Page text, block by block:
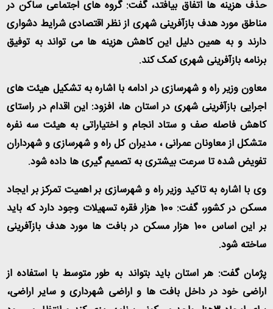
حذف هزینه ها اتفاق بیافتد، گفت: گروه های اجتماعی ساکن در
مناطق مورد هدف بازآفرینی شهری از نظر اقتصادی شرایط دشواری
دارند و به همین دلیل این کاهش هزینه ها می تواند به توفیق
برنامه بازآفرینی شهری کمک کند.
معاون وزیر راه و شهرسازی در ادامه با اشاره به تشکیل هیئت های
اجرایی بازآفرینی شهری در استان ها، افزود: این اقدام در راستای
کاهش فاصله صف و ستاد انجام و اختیاراتی به هیئت سه نفره
متشکل از معاونان عمرانی ، مدیران کل راه و شهرسازی و شهرداران
تفویض شده تا سرعت بیشتری به تصمیم گیری ها داده شود.
وی با اشاره به تاکید وزیر راه و شهرسازی بر اهمیت تمرکز بر ایجاد
مسکن در کشور، گفت: 100 هزار فقره تسهیلات وجود دارد که باید
بر این اساس 100 هزار مسکن در بافت ها مورد هدف بازآفرینی
ساخته شود.
پژمان گفت: هر استان باید بتواند به طور متوسط با استفاده از
اراضی خود در داخل بافت ها و اراضی شهرداری و سایر اراضی،